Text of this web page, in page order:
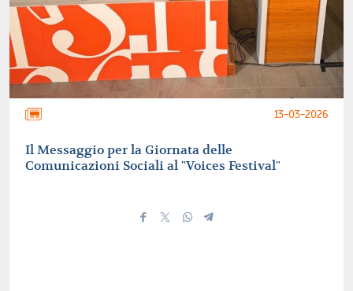
13-03-2026
Il Messaggio per la Giornata delle
Comunicazioni Sociali al "Voices Festival"